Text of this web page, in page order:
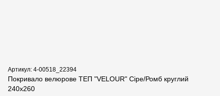
Артикул: 4-00518_22394
Покривало велюрове ТЕП "VELOUR" Сіре/Ромб круглий
240х260